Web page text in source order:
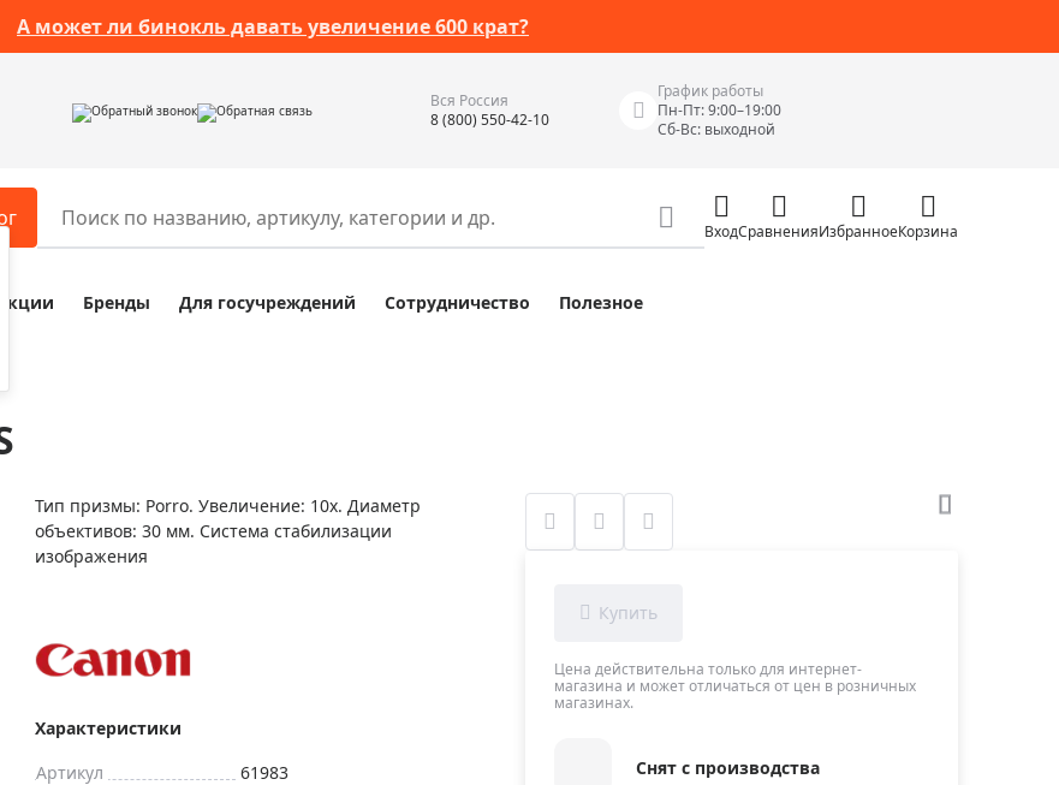
А может ли бинокль давать увеличение 600 крат?
Обратный звонок Обратная связь
Вся Россия
8 (800) 550-42-10
График работы
Пн-Пт: 9:00–19:00
Сб-Вс: выходной
микроскопов
зрительных труб
для луп
для приборов ночного
оптики по специальным
выставочных образцов
Разное
Глобусы
Глобусы интерактивные
Карты, постеры, литература
Измерительные инструменты
Приборы неразрушающего контроля
Приборы теплового контроля
Детекторы проводки
Лазерные дальномеры
ВходСравненияИзбранноеКорзина
Акции Бренды Для госучреждений Сотрудничество Полезное
Тип призмы: Porro. Увеличение: 10х. Диаметр
объективов: 30 мм. Система стабилизации
изображения
Характеристики
Артикул
61983
Цена действительна только для интернет-
магазина и может отличаться от цен в розничных
магазинах.
Снят с производства